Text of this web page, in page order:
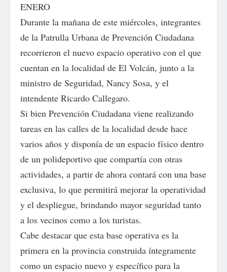
ENERO
Durante la mañana de este miércoles, integrantes
de la Patrulla Urbana de Prevención Ciudadana
recorrieron el nuevo espacio operativo con el que
cuentan en la localidad de El Volcán, junto a la
ministro de Seguridad, Nancy Sosa, y el
intendente Ricardo Callegaro.
Si bien Prevención Ciudadana viene realizando
tareas en las calles de la localidad desde hace
varios años y disponía de un espacio físico dentro
de un polideportivo que compartía con otras
actividades, a partir de ahora contará con una base
exclusiva, lo que permitirá mejorar la operatividad
y el despliegue, brindando mayor seguridad tanto
a los vecinos como a los turistas.
Cabe destacar que esta base operativa es la
primera en la provincia construida íntegramente
como un espacio nuevo y específico para la